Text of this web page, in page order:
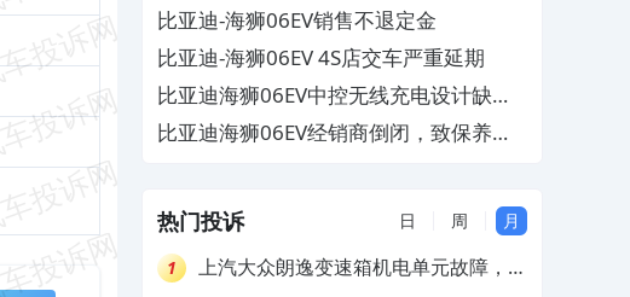
比亚迪-海狮06EV销售不退定金
比亚迪-海狮06EV 4S店交车严重延期
比亚迪海狮06EV中控无线充电设计缺陷
致胶垫烫坏，售后不予理赔
比亚迪海狮06EV经销商倒闭，致保养承
热门投诉 日 周 月
1
上汽大众朗逸变速箱机电单元故障，厂